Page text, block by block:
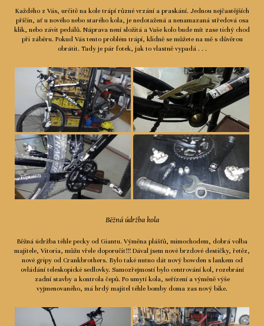
Každého z Vás, určitě na kole trápí různé vrzání a praskání. Jednou nejčastějších
příčin, ať u nového nebo starého kola, je nedotažená a nenamazaná středová osa
klik, nebo závit pedálů. Náprava není složitá a Vaše kolo bude mít zase tichý chod
při záběru. Pokud Vás tento problém trápí, klidně se můžete na mě s důvěrou
obrátit. Tady je pár fotek, jak to vlastně vypadá . . .
Běžná údržba kola
Běžná údržba téhle pecky od Giantu. Výměna plášťů, mimochodem, dobrá volba
majitele, Vitoria, můžu vřele doporučit!!! Dával jsem nové brzdové destičky, řetěz,
nové gripy od Crankbrothers. Bylo také nutno dát nový bowden s lankem od
ovládání teleskopické sedlovky. Samozřejmostí bylo centrování kol, rozebrání
zadní stavby a kontrola čepů. Po umytí kola, seřízení a výměně výše
vyjmenovaného, má hrdý majitel téhle bomby doma zas nový bike.